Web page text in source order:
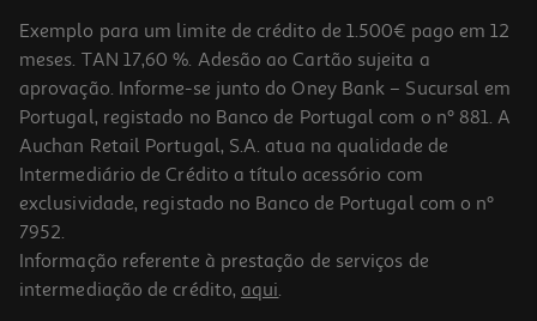
Saco Para Presente Auchan Infantil Tamanho S
Exemplo para um limite de crédito de 1.500€ pago em 12
meses. TAN 17,60 %. Adesão ao Cartão sujeita a
aprovação. Informe-se junto do Oney Bank – Sucursal em
Portugal, registado no Banco de Portugal com o nº 881. A
Auchan Retail Portugal, S.A. atua na qualidade de
Intermediário de Crédito a título acessório com
exclusividade, registado no Banco de Portugal com o nº
7952.
Informação referente à prestação de serviços de
intermediação de crédito, aqui.